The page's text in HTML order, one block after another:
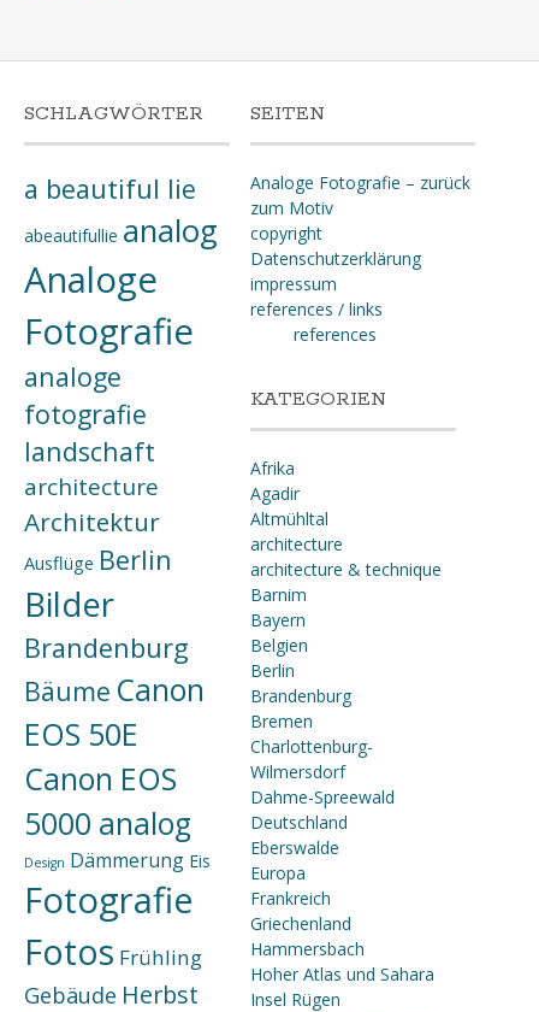
SCHLAGWÖRTER
a beautiful lie
abeautifullie analog
Analoge
Fotografie
analoge
fotografie
landschaft
architecture
Architektur
Ausflüge Berlin
Bilder
Brandenburg
Bäume Canon
EOS 50E
Canon EOS
5000 analog
Design Dämmerung Eis
Fotografie
Fotos Frühling
Gebäude Herbst
SEITEN
Analoge Fotografie – zurück
zum Motiv
copyright
Datenschutzerklärung
impressum
references / links
references
KATEGORIEN
Afrika
Agadir
Altmühltal
architecture
architecture & technique
Barnim
Bayern
Belgien
Berlin
Brandenburg
Bremen
Charlottenburg-
Wilmersdorf
Dahme-Spreewald
Deutschland
Eberswalde
Europa
Frankreich
Griechenland
Hammersbach
Hoher Atlas und Sahara
Insel Rügen